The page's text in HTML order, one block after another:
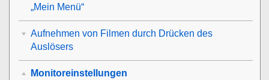
„Mein Menü“
Aufnehmen von Filmen durch Drücken des
Auslösers
Monitoreinstellungen